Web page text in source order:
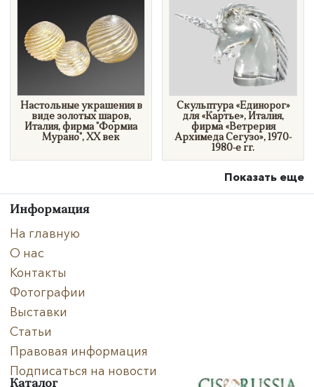
Настольные украшения в
виде золотых шаров,
Италия, фирма "Формиа
Мурано", XX век
Скульптура «Единорог»
для «Картье», Италия,
фирма «Ветрерия
Архимеда Сегузо», 1970-
1980-е гг.
Показать еще
Информация
На главную
О нас
Контакты
Фотографии
Выставки
Статьи
Правовая информация
Подписаться на новости
Каталог